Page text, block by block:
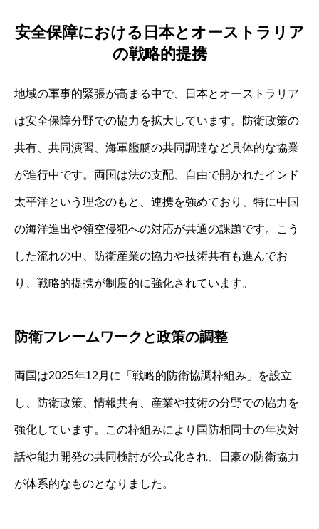
安全保障における日本とオーストラリア
の戦略的提携
地域の軍事的緊張が高まる中で、日本とオーストラリア
は安全保障分野での協力を拡大しています。防衛政策の
共有、共同演習、海軍艦艇の共同調達など具体的な協業
が進行中です。両国は法の支配、自由で開かれたインド
太平洋という理念のもと、連携を強めており、特に中国
の海洋進出や領空侵犯への対応が共通の課題です。こう
した流れの中、防衛産業の協力や技術共有も進んでお
り、戦略的提携が制度的に強化されています。
防衛フレームワークと政策の調整
両国は2025年12月に「戦略的防衛協調枠組み」を設立
し、防衛政策、情報共有、産業や技術の分野での協力を
強化しています。この枠組みにより国防相同士の年次対
話や能力開発の共同検討が公式化され、日豪の防衛協力
が体系的なものとなりました。